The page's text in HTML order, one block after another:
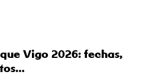
Vigo 2026: fechas,